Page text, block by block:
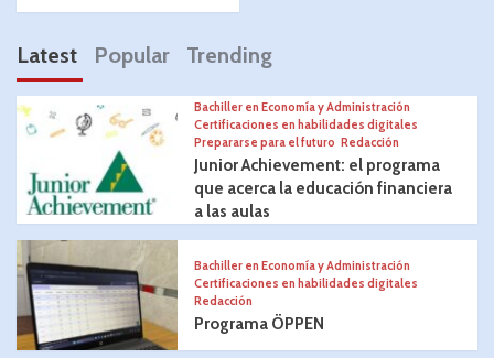
Latest Popular Trending
Bachiller en Economía y Administración
Certificaciones en habilidades digitales
Prepararse para el futuro Redacción
Junior Achievement: el programa
que acerca la educación financiera
a las aulas
Bachiller en Economía y Administración
Certificaciones en habilidades digitales
Redacción
Programa ÖPPEN